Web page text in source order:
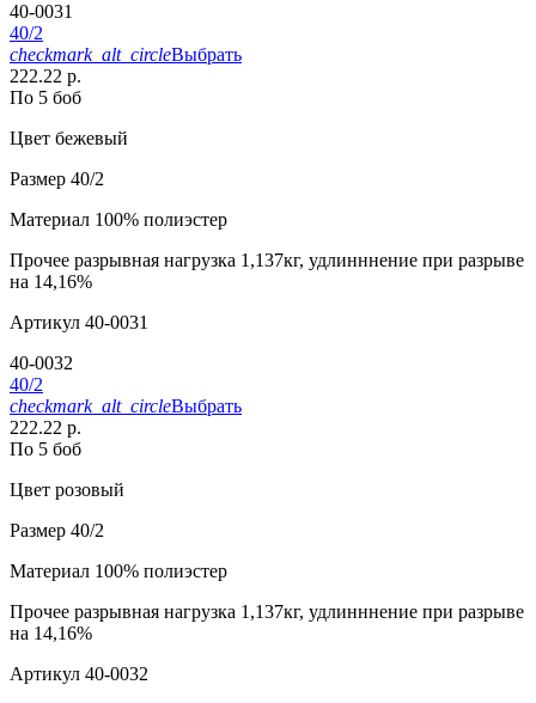
40-0031
40/2
checkmark_alt_circleВыбрать
222.22 р.
По 5 боб
Цвет бежевый
Размер 40/2
Материал 100% полиэстер
Прочее разрывная нагрузка 1,137кг, удлинннение при разрыве
на 14,16%
Артикул 40-0031
40-0032
40/2
checkmark_alt_circleВыбрать
222.22 р.
По 5 боб
Цвет розовый
Размер 40/2
Материал 100% полиэстер
Прочее разрывная нагрузка 1,137кг, удлинннение при разрыве
на 14,16%
Артикул 40-0032